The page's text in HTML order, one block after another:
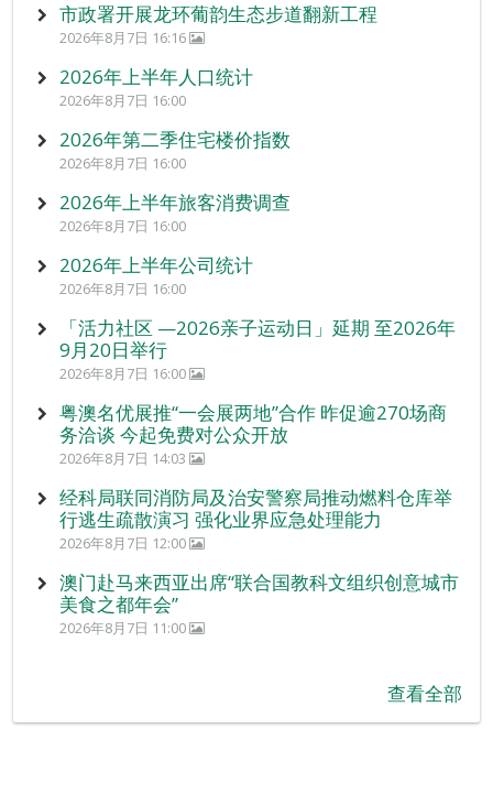
市政署开展龙环葡韵生态步道翻新工程
2026年8月7日 16:16
2026年上半年人口统计
2026年8月7日 16:00
2026年第二季住宅楼价指数
2026年8月7日 16:00
2026年上半年旅客消费调查
2026年8月7日 16:00
2026年上半年公司统计
2026年8月7日 16:00
「活力社区 —2026亲子运动日」延期 至2026年
9月20日举行
2026年8月7日 16:00
粤澳名优展推“一会展两地”合作 昨促逾270场商
务洽谈 今起免费对公众开放
2026年8月7日 14:03
经科局联同消防局及治安警察局推动燃料仓库举
行逃生疏散演习 强化业界应急处理能力
2026年8月7日 12:00
澳门赴马来西亚出席“联合国教科文组织创意城市
美食之都年会”
2026年8月7日 11:00
查看全部